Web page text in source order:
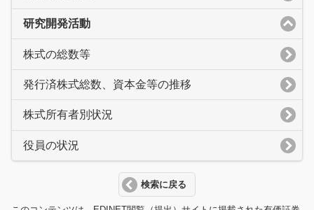
研究開発活動
株式の総数等
発行済株式総数、資本金等の推移
株式所有者別状況
役員の状況
検索に戻る